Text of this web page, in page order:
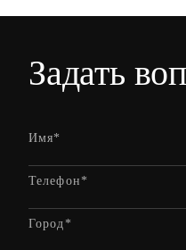
Задать